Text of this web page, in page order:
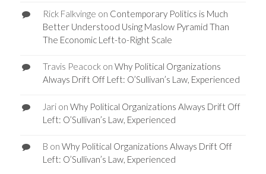
Rick Falkvinge on Contemporary Politics is Much
Better Understood Using Maslow Pyramid Than
The Economic Left-to-Right Scale
Travis Peacockon Why Political Organizations
Always Drift Off Left: O’Sullivan’s Law, Experienced
Jarion Why Political Organizations Always Drift Off
Left: O’Sullivan’s Law, Experienced
B on Why Political Organizations Always Drift Off
Left: O’Sullivan’s Law, Experienced